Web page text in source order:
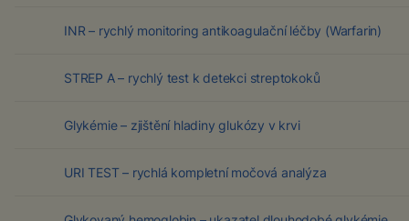
INR – rychlý monitoring antikoagulační léčby (Warfarin)
STREP A – rychlý test k detekci streptokoků
Glykémie – zjištění hladiny glukózy v krvi
URI TEST – rychlá kompletní močová analýza